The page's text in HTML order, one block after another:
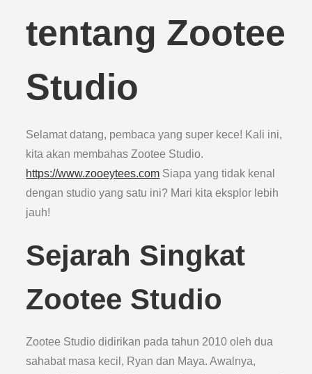
tentang Zootee
Studio
Selamat datang, pembaca yang super kece! Kali ini,
kita akan membahas Zootee Studio.
https://www.zooeytees.com Siapa yang tidak kenal
dengan studio yang satu ini? Mari kita eksplor lebih
jauh!
Sejarah Singkat
Zootee Studio
Zootee Studio didirikan pada tahun 2010 oleh dua
sahabat masa kecil, Ryan dan Maya. Awalnya,